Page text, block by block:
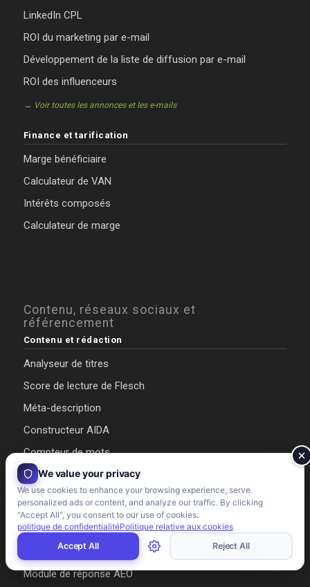
LinkedIn CPL
ROI du marketing par e-mail
Développement de la liste de diffusion par e-mail
ROI des influenceurs
→ Voir toutes les annonces et les e-mails
Finance et tarification
Marge bénéficiaire
Calculateur de VAN
Intérêts composés
Calculateur de marge
Contenu, réseaux sociaux et
référencement
Contenu et rédaction
Analyseur de titres
Score de lecture de Flesch
Méta-description
Constructeur AIDA
Compteur de mots
Créateur de fils de discussion Tweet
→ Voir tous les outils de contenu
Schéma et référencement
Schéma FAQ
Module de réponse AEO
We value your privacy
We use cookies to enhance your browsing experience, serve
personalized ads or content, and analyze our traffic. By clicking
"Accept All", you consent to our use of cookies.
politique de confidentialitéPolitique relative aux cookies
Accept All
Reject All